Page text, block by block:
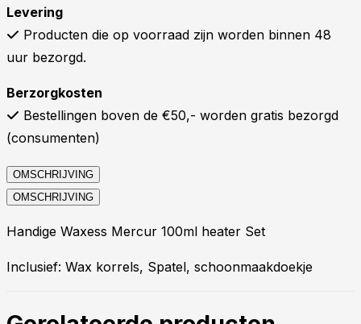
Levering
Producten die op voorraad zijn worden binnen 48
uur bezorgd.
Berzorgkosten
Bestellingen boven de €50,- worden gratis bezorgd
(consumenten)
OMSCHRIJVING
OMSCHRIJVING
Handige Waxess Mercur 100ml heater Set
Inclusief: Wax korrels, Spatel, schoonmaakdoekje